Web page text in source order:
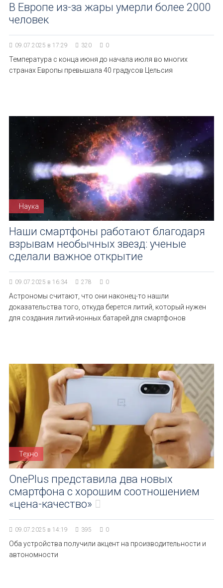
В Европе из-за жары умерли более 2000
человек
09.07.2025 в 17:29 320 0
Температура с конца июня до начала июля во многих
странах Европы превышала 40 градусов Цельсия
Наука
Наши смартфоны работают благодаря
взрывам необычных звезд: ученые
сделали важное открытие
09.07.2025 в 16:34 278 0
Астрономы считают, что они наконец-то нашли
доказательства того, откуда берется литий, который нужен
для создания литий-ионных батарей для смартфонов
Техно
OnePlus представила два новых
смартфона с хорошим соотношением
«цена-качество»
09.07.2025 в 14:19 395 0
Оба устройства получили акцент на производительности и
автономности